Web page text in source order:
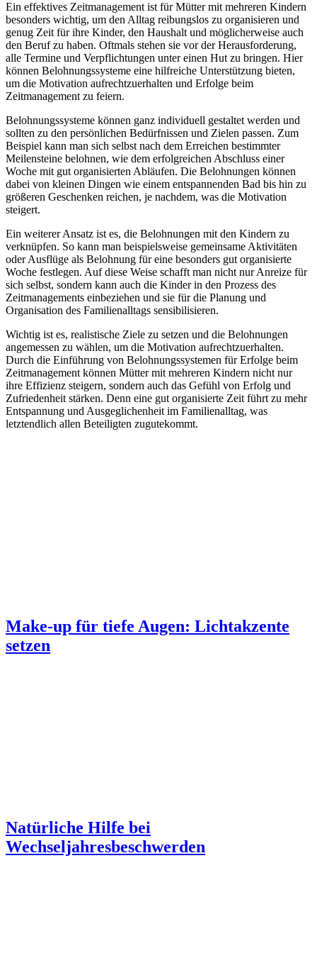
Ein effektives Zeitmanagement ist für Mütter mit mehreren Kindern
besonders wichtig, um den Alltag reibungslos zu organisieren und
genug Zeit für ihre Kinder, den Haushalt und möglicherweise auch
den Beruf zu haben. Oftmals stehen sie vor der Herausforderung,
alle Termine und Verpflichtungen unter einen Hut zu bringen. Hier
können Belohnungssysteme eine hilfreiche Unterstützung bieten,
um die Motivation aufrechtzuerhalten und Erfolge beim
Zeitmanagement zu feiern.
Belohnungssysteme können ganz individuell gestaltet werden und
sollten zu den persönlichen Bedürfnissen und Zielen passen. Zum
Beispiel kann man sich selbst nach dem Erreichen bestimmter
Meilensteine belohnen, wie dem erfolgreichen Abschluss einer
Woche mit gut organisierten Abläufen. Die Belohnungen können
dabei von kleinen Dingen wie einem entspannenden Bad bis hin zu
größeren Geschenken reichen, je nachdem, was die Motivation
steigert.
Ein weiterer Ansatz ist es, die Belohnungen mit den Kindern zu
verknüpfen. So kann man beispielsweise gemeinsame Aktivitäten
oder Ausflüge als Belohnung für eine besonders gut organisierte
Woche festlegen. Auf diese Weise schafft man nicht nur Anreize für
sich selbst, sondern kann auch die Kinder in den Prozess des
Zeitmanagements einbeziehen und sie für die Planung und
Organisation des Familienalltags sensibilisieren.
Wichtig ist es, realistische Ziele zu setzen und die Belohnungen
angemessen zu wählen, um die Motivation aufrechtzuerhalten.
Durch die Einführung von Belohnungssystemen für Erfolge beim
Zeitmanagement können Mütter mit mehreren Kindern nicht nur
ihre Effizienz steigern, sondern auch das Gefühl von Erfolg und
Zufriedenheit stärken. Denn eine gut organisierte Zeit führt zu mehr
Entspannung und Ausgeglichenheit im Familienalltag, was
letztendlich allen Beteiligten zugutekommt.
Make-up für tiefe Augen: Lichtakzente
setzen
Natürliche Hilfe bei
Wechseljahresbeschwerden